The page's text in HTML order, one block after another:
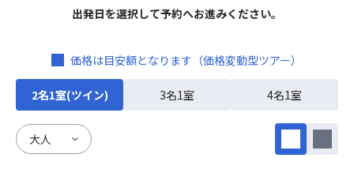
出発日を選択して予約へお進みください。
価格は目安額となります（価格変動型ツアー）
2名1室(ツイン) 3名1室 4名1室